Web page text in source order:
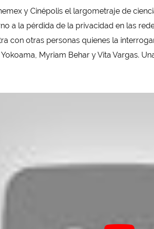
y Cinépolis el largometraje de
a la pérdida de la privacidad en las
con otras personas quienes la
Myriam Behar y Vita Vargas.